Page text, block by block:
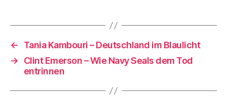
←
Tania Kambouri – Deutschland im Blaulicht
→
Clint Emerson – Wie Navy Seals dem Tod
entrinnen